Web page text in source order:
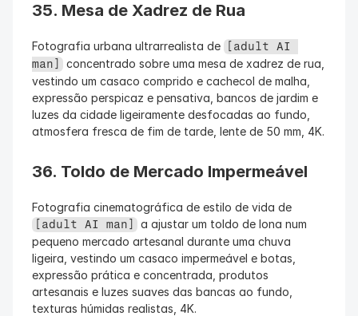
35. Mesa de Xadrez de Rua
Fotografia urbana ultrarrealista de
[adult AI
man] concentrado sobre uma mesa de xadrez de rua,
vestindo um casaco comprido e cachecol de malha,
expressão perspicaz e pensativa, bancos de jardim e
luzes da cidade ligeiramente desfocadas ao fundo,
atmosfera fresca de fim de tarde, lente de 50 mm, 4K.
36. Toldo de Mercado Impermeável
[adult AI man] a ajustar um toldo de lona num
pequeno mercado artesanal durante uma chuva
ligeira, vestindo um casaco impermeável e botas,
expressão prática e concentrada, produtos
artesanais e luzes suaves das bancas ao fundo,
texturas húmidas realistas, 4K.